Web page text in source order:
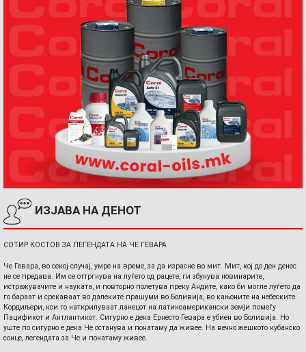
ИЗЈАВА НА ДЕНОТ
СОТИР КОСТОВ ЗА ЛЕГЕНДАТА НА ЧЕ ГЕВАРА
Че Гевара, во секој случај, умре на време, за да израсне во мит. Мит, кој до ден денес
не се предава. Им се оттргнува на луѓето од рацете, ги збунува новинарите,
истражувачите и науката, и повторно полетува преку Андите, како би могле луѓето да
го бараат и среќаваат во далеките прашуми во Боливија, во кањоните на небеските
Кордиљери, кои го наткрилуваат ланецот на латиноамерикански земји помеѓу
Пацификот и Антлантикот. Сигурно е дека Ернесто Гевара е убиен во Боливија. Но
уште по сигурно е дека Че останува и понатаму да живее. На вечно жешкото кубанско
сонце, легендата за Че и понатаму живее.